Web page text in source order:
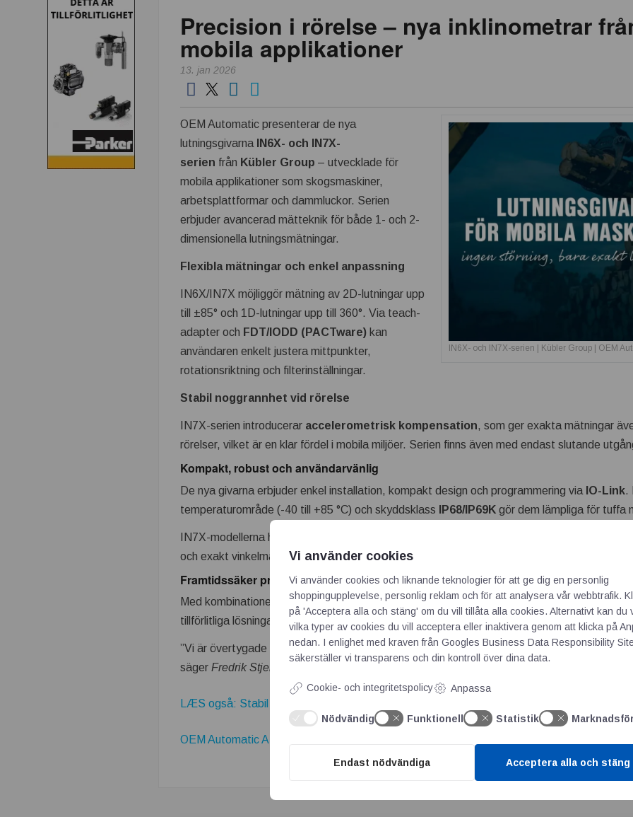
Precision i rörelse – nya inklinometrar
mobila applikationer
13. jan 2026
IN6X- och IN7X-serien | Kübler Group | OEM
OEM Automatic presenterar de nya
lutningsgivarna
IN6X- och IN7X-
serien från Kübler Group– utvecklade för
mobila applikationer som skogsmaskiner,
arbetsplattformar och dammluckor. Serien
erbjuder avancerad mätteknik för både 1- och 2-
dimensionella lutningsmätningar.
Flexibla mätningar och enkel anpassning
IN6X/IN7X möjliggör mätning av 2D-lutningar upp
till ±85° och 1D-lutningar upp till 360°. Via teach-
adapter och FDT/IODD (PACTware) kan
användaren enkelt justera mittpunkter,
rotationsriktning och filterinställningar.
Stabil noggrannhet vid rörelse
IN7X-serien introducerar accelerometrisk kompensation, som ger exakta mätningar
rörelser, vilket är en klar fördel i mobila miljöer. Serien finns även med endast slutande
Kompakt, robust och användarvänlig
De nya givarna erbjuder enkel installation, kompakt design och programmering via IO-Link.
temperaturområde (-40 till +85 °C) och skyddsklass
IP68/IP69K gör dem lämpliga för tuffa
IN7X-modellerna har dessutom en
som kombinerar acceleration och
och exakt vinkelmätning.
Framtidssäker precisionsmätning
Med kombinationen av robust konstruktion, hög mäthastighet och smart kompensation
tillförlitliga lösningar för moderna industri- och mobila applikationer.
”Vi är övertygade om att IN6X/IN7X-serien blir en värdefull komponent för våra kunder,”
sägerFredrik Stjernspetz, Produktansvarig, Sensor & Maskinsäkerhet, OEM Automatic.
LÆS også: Stabil kommunikation i industrin med 5G-antenn från Exolöf
OEM Automatic AB's Firmaprofil
Vi använder cookies
Vi använder cookies och liknande teknologier för att ge dig en personlig
shoppingupplevelse, personlig reklam och för att analysera vår webbtrafik.
på 'Acceptera alla och stäng' om du vill tillåta alla cookies. Alternativt kan du
vilka typer av cookies du vill acceptera eller inaktivera genom att klicka på
nedan. I enlighet med kraven från Googles Business Data Responsibility
säkerställer vi transparens och din kontroll över dina data.
Cookie- och integritetspolicy Anpassa
Nödvändig Funktionell Statistik
Endast nödvändiga Acceptera alla och stäng